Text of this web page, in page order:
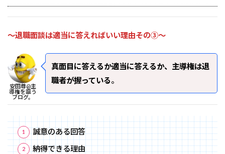
～退職面談は適当に答えればいい理由その③～
安田尊@主
導権を謳う
ブログ。
真面目に答えるか適当に答えるか、主導権は退
職者が握っている。
誠意のある回答
納得できる理由